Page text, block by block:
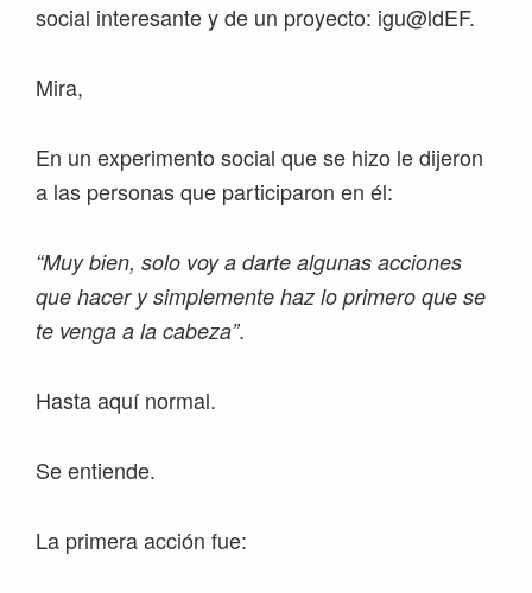
social interesante y de un proyecto: igu@ldEF.
Mira,
En un experimento social que se hizo le dijeron
a las personas que participaron en él:
“Muy bien, solo voy a darte algunas acciones
que hacer y simplemente haz lo primero que se
te venga a la cabeza”.
Hasta aquí normal.
Se entiende.
La primera acción fue: